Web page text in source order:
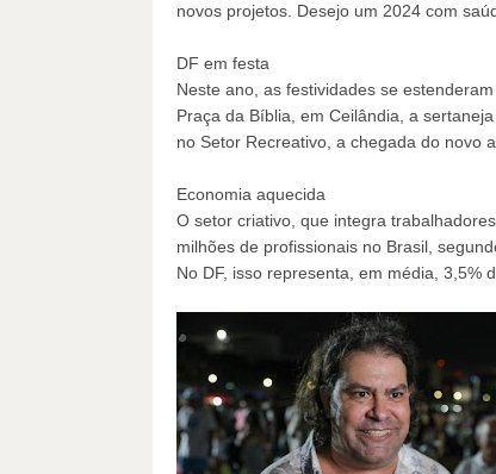
novos projetos. Desejo um 2024 com
DF em festa
Neste ano, as festividades se
Praça da Bíblia, em Ceilândia, a
no Setor Recreativo, a chegada do novo
Economia aquecida
O setor criativo, que integra
milhões de profissionais no Brasil,
No DF, isso representa, em média, 3,5%